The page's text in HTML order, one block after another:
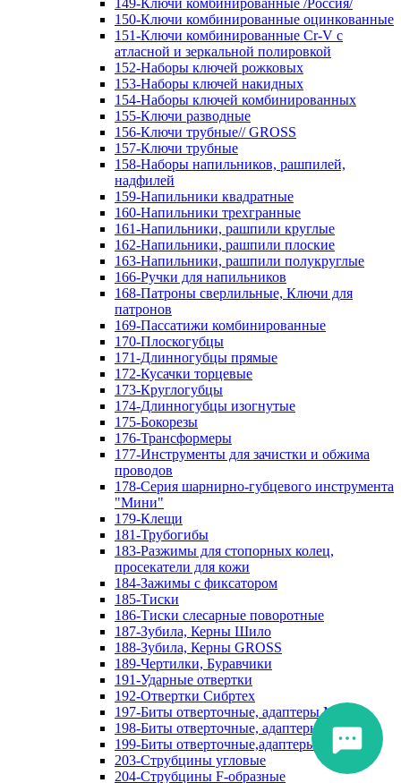
149-Ключи комбинированные /Россия/
150-Ключи комбинированные оцинкованные
151-Ключи комбинированные Cr-V с
атласной и зеркальной полировкой
152-Наборы ключей рожковых
153-Наборы ключей накидных
154-Наборы ключей комбинированных
155-Ключи разводные
156-Ключи трубные// GROSS
157-Ключи трубные
158-Наборы напильников, рашпилей,
надфилей
159-Напильники квадратные
160-Напильники трехгранные
161-Напильники, рашпили круглые
162-Напильники, рашпили плоские
163-Напильники, рашпили полукруглые
166-Ручки для напильников
168-Патроны сверлильные, Ключи для
патронов
169-Пассатижи комбинированные
170-Плоскогубцы
171-Длинногубцы прямые
172-Кусачки торцевые
173-Круглогубцы
174-Длинногубцы изогнутые
175-Бокорезы
176-Трансформеры
177-Инструменты для зачистки и обжима
проводов
178-Серия шарнирно-губцевого инструмента
"Мини"
179-Клещи
181-Трубогибы
183-Разжимы для стопорных колец,
просекатели для кожи
184-Зажимы с фиксатором
185-Тиски
186-Тиски слесарные поворотные
187-Зубила, Керны Шило
188-Зубила, Керны GROSS
189-Чертилки, Буравчики
191-Ударные отвертки
192-Отвертки Сибртех
197-Биты отверточные, адаптеры Matrix
198-Биты отверточные, адаптеры Прочие
199-Биты отверточные,адаптеры Сибртех
203-Струбцины угловые
204-Струбцины F-образные